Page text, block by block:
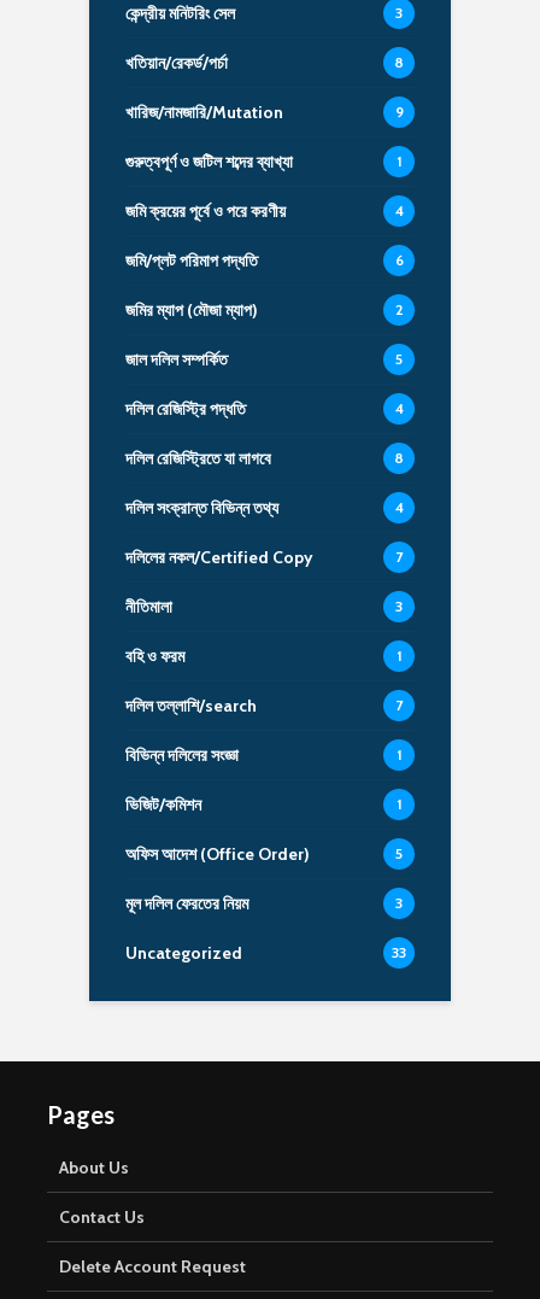
কেন্দ্রীয় মনিটরিং সেল 3
খতিয়ান/রেকর্ড/পর্চা 8
খারিজ/নামজারি/Mutation 9
গুরুত্বপূর্ণ ও জটিল শব্দের ব্যাখ্যা 1
জমি ক্রয়ের পূর্বে ও পরে করণীয় 4
জমি/প্লট পরিমাপ পদ্ধতি 6
জমির ম্যাপ (মৌজা ম্যাপ) 2
জাল দলিল সম্পর্কিত 5
দলিল রেজিস্ট্রি পদ্ধতি 4
দলিল রেজিস্ট্রিতে যা লাগবে 8
দলিল সংক্রান্ত বিভিন্ন তথ্য 4
দলিলের নকল/Certified Copy 7
নীতিমালা 3
বহি ও ফরম 1
দলিল তল্লাশি/search 7
বিভিন্ন দলিলের সংজ্ঞা 1
ভিজিট/কমিশন 1
অফিস আদেশ (Office Order) 5
মূল দলিল ফেরতের নিয়ম 3
Uncategorized 33
Pages
About Us
Contact Us
Delete Account Request